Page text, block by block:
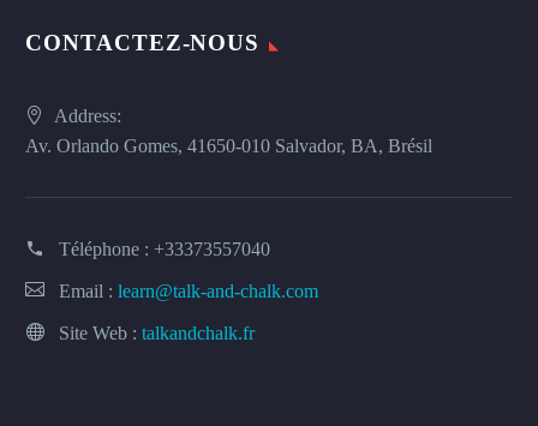
CONTACTEZ-NOUS
Address:
Av. Orlando Gomes, 41650-010 Salvador, BA, Brésil
Téléphone : +33373557040
Email : learn@talk-and-chalk.com
Site Web : talkandchalk.fr